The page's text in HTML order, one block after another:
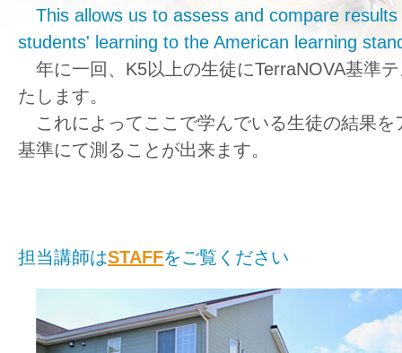
This allows us to assess and compare results
students' learning to the American learning
年に一回、K5以上の生徒にTerraNOVA基準
たします。
これによってここで学んでいる生徒の結果を
基準にて測ることが出来ます。
担当講師はSTAFFをご覧ください